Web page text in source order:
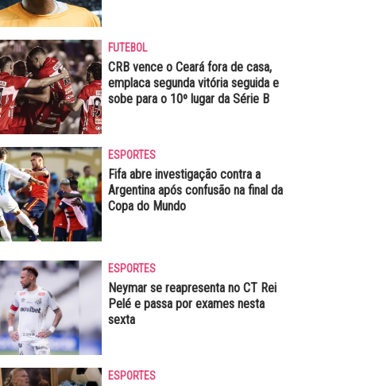
FUTEBOL
CRB vence o Ceará fora de casa,
emplaca segunda vitória seguida e
sobe para o 10º lugar da Série B
ESPORTES
Fifa abre investigação contra a
Argentina após confusão na final da
Copa do Mundo
ESPORTES
Neymar se reapresenta no CT Rei
Pelé e passa por exames nesta
sexta
ESPORTES